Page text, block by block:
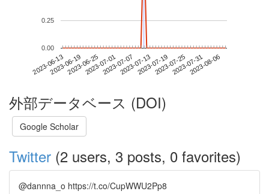
2023-06-132023-06-192023-06-252023-07-012023-07-072023-07-132023-07-192023-07-252023-07-312023-08-06
0.00
0.25
外部データベース (DOI)
Google Scholar
Twitter (2 users, 3 posts, 0 favorites)
@dannna_o https://t.co/CupWWU2Pp8